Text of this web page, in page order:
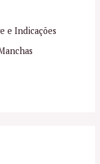
e Indicações